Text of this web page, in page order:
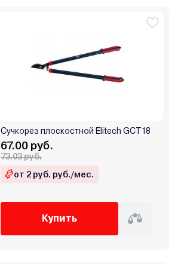
Сучкорез плоскостной Elitech GCT18
67.00 руб.
73.03 руб.
от 2 руб. руб./мес.
Купить